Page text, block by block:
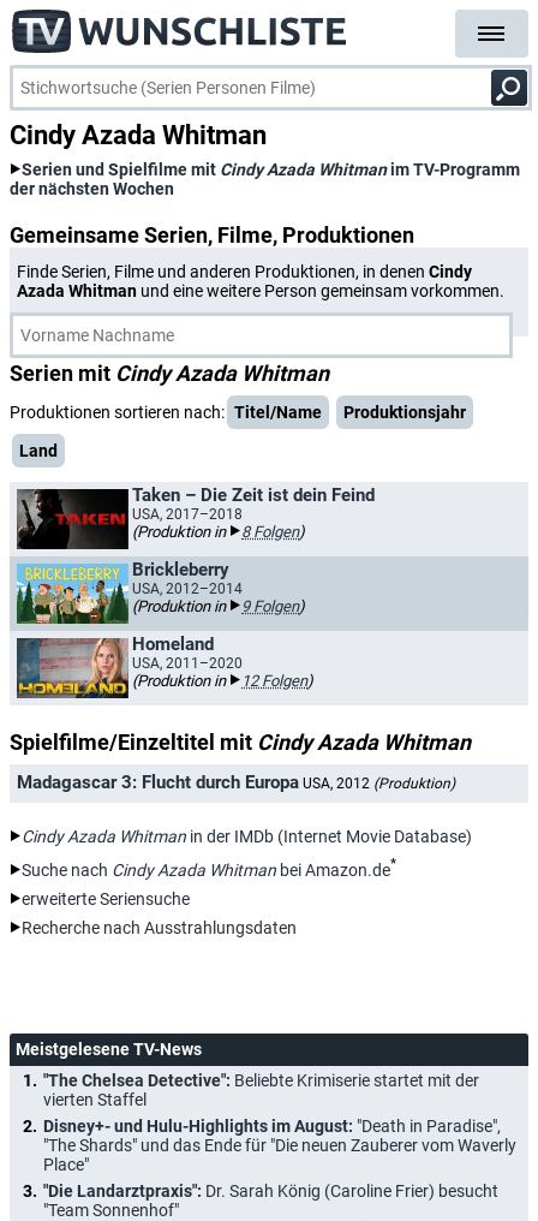
Cindy Azada Whitman
Serien und Spielfilme mit Cindy Azada Whitmanim TV-Programm
der nächsten Wochen
Gemeinsame Serien, Filme, Produktionen
Finde Serien, Filme und anderen Produktionen, in denen Cindy
Azada Whitman und eine weitere Person gemeinsam vorkommen.
Serien mit Cindy Azada Whitman
Produktionen sortieren nach: Titel/Name
Produktionsjahr
Land
Taken – Die Zeit ist dein Feind
USA, 2017–2018
(Produktion in 8 Folgen)
Brickleberry
USA, 2012–2014
(Produktion in 9 Folgen)
Homeland
USA, 2011–2020
(Produktion in 12 Folgen)
Spielfilme/Einzeltitel mit Cindy Azada Whitman
Madagascar 3: Flucht durch Europa USA, 2012 (Produktion)
Cindy Azada Whitman in der IMDb (Internet Movie Database)
Suche nach Cindy Azada Whitman bei Amazon.de*
erweiterte Seriensuche
Recherche nach Ausstrahlungsdaten
Meistgelesene TV-News
"The Chelsea Detective": Beliebte Krimiserie startet mit der
vierten Staffel
Disney+- und Hulu-Highlights im August: "Death in Paradise",
"The Shards" und das Ende für "Die neuen Zauberer vom Waverly
Place"
"Die Landarztpraxis": Dr. Sarah König (Caroline Frier) besucht
"Team Sonnenhof"